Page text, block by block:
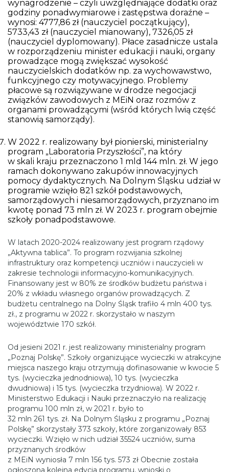
wynagrodzenie – czyli uwzględniające dodatki oraz
godziny ponadwymiarowe i zastępstwa doraźne –
wynosi: 4777,86 zł (nauczyciel początkujący),
5733,43 zł (nauczyciel mianowany), 7326,05 zł
(nauczyciel dyplomowany). Płace zasadnicze ustala
w rozporządzeniu minister edukacji i nauki, organy
prowadzące mogą zwiększać wysokość
nauczycielskich dodatków np. za wychowawstwo,
funkcyjnego czy motywacyjnego. Problemy
płacowe są rozwiązywane w drodze negocjacji
związków zawodowych z MEiN oraz rozmów z
organami prowadzącymi (wśród których lwią część
stanowią samorządy).
W 2022 r. realizowany był pionierski, ministerialny
program „Laboratoria Przyszłości”, na który
w skali kraju przeznaczono 1 mld 144 mln. zł. W jego
ramach dokonywano zakupów innowacyjnych
pomocy dydaktycznych. Na Dolnym Śląsku udział w
programie wzięło 821 szkół podstawowych,
samorządowych i niesamorządowych, przyznano im
kwotę ponad 73 mln zł. W 2023 r. program obejmie
szkoły ponadpodstawowe.
W latach 2020-2024 realizowany jest program rządowy
„Aktywna tablica”. To program rozwijania szkolnej
infrastruktury oraz kompetencji uczniów i nauczycieli w
zakresie technologii informacyjno-komunikacyjnych.
Finansowany jest w 80% ze środków budżetu państwa i
20% z wkładu własnego organów prowadzących. Z
budżetu centralnego na Dolny Śląsk trafiło 4 mln 400 tys.
zł., z programu w 2022 r. skorzystało w naszym
województwie 170 szkół.
Od jesieni 2021 r. jest realizowany ministerialny program
„Poznaj Polskę”. Szkoły organizujące wycieczki w atrakcyjne
miejsca naszego kraju otrzymują dofinasowanie w kwocie 5
tys. (wycieczka jednodniowa), 10 tys. (wycieczka
dwudniowa) i 15 tys. (wycieczka trzydniowa). W 2022 r.
Ministerstwo Edukacji i Nauki przeznaczyło na realizację
programu 100 mln zł, w 2021 r. było to
32 mln 261 tys. zł. Na Dolnym Śląsku z programu „Poznaj
Polskę” skorzystały 373 szkoły, które zorganizowały 853
wycieczki. Wzięło w nich udział 35524 uczniów, suma
przyznanych środków
z MEiN wyniosła 7 mln 156 tys. 573 zł Obecnie została
ogłoszona kolejna edycja programu, wnioski o